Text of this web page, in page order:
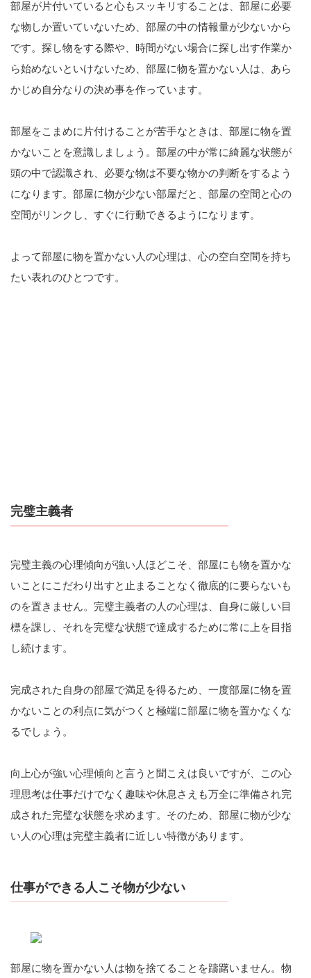
部屋が片付いていると心もスッキリすることは、部屋に必要
な物しか置いていないため、部屋の中の情報量が少ないから
です。探し物をする際や、時間がない場合に探し出す作業か
ら始めないといけないため、部屋に物を置かない人は、あら
かじめ自分なりの決め事を作っています。
部屋をこまめに片付けることが苦手なときは、部屋に物を置
かないことを意識しましょう。部屋の中が常に綺麗な状態が
頭の中で認識され、必要な物は不要な物かの判断をするよう
になります。部屋に物が少ない部屋だと、部屋の空間と心の
空間がリンクし、すぐに行動できるようになります。
よって部屋に物を置かない人の心理は、心の空白空間を持ち
たい表れのひとつです。
完璧主義者
完璧主義の心理傾向が強い人ほどこそ、部屋にも物を置かな
いことにこだわり出すと止まることなく徹底的に要らないも
のを置きません。完璧主義者の人の心理は、自身に厳しい目
標を課し、それを完璧な状態で達成するために常に上を目指
し続けます。
完成された自身の部屋で満足を得るため、一度部屋に物を置
かないことの利点に気がつくと極端に部屋に物を置かなくな
るでしょう。
向上心が強い心理傾向と言うと聞こえは良いですが、この心
理思考は仕事だけでなく趣味や休息さえも万全に準備され完
成された完璧な状態を求めます。そのため、部屋に物が少な
い人の心理は完璧主義者に近しい特徴があります。
仕事ができる人こそ物が少ない
部屋に物を置かない人は物を捨てることを躊躇いません。物